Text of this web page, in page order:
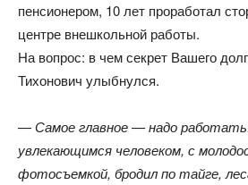
пенсионером, 10 лет проработал
центре внешкольной работы.
На вопрос: в чем секрет Вашего
Тихонович улыбнулся.
—Самое главное — надо
увлекающимся человеком, с
фотосъемкой, бродил по тайге,